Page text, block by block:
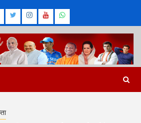
Twitter
Instagram
Youtube
Whatsapp